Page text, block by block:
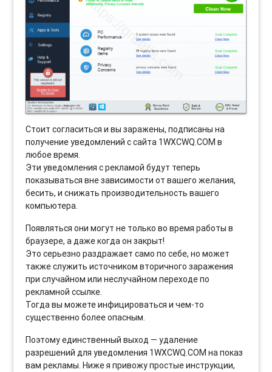
Стоит согласиться и вы заражены, подписаны на
получение уведомлений с сайта 1WXCWQ.COM в
любое время.
Эти уведомления с рекламой будут теперь
показываться вне зависимости от вашего желания,
бесить, и снижать производительность вашего
компьютера.
Появляться они могут не только во время работы в
браузере, а даже когда он закрыт!
Это серьезно раздражает само по себе, но может
также служить источником вторичного заражения
при случайном или неслучайном переходе по
рекламной ссылке.
Тогда вы можете инфицироваться и чем-то
существенно более опасным.
Поэтому единственный выход — удаление
разрешений для уведомления 1WXCWQ.COM на показ
вам рекламы. Ниже я привожу простые инструкции,